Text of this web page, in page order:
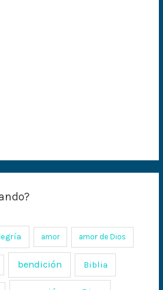
amor amor de Dios
bendición Biblia